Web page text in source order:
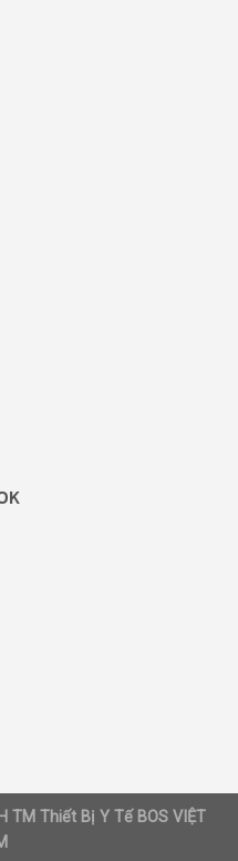
TM Thiết Bị Y Tế BOS VIỆT